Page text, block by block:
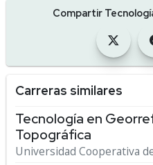
Compartir
Carreras similares
Tecnología en
Topográfica
Universidad Cooperativa